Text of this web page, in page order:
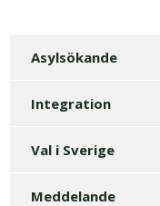
Asylsökande
Integration
Val i Sverige
Meddelande